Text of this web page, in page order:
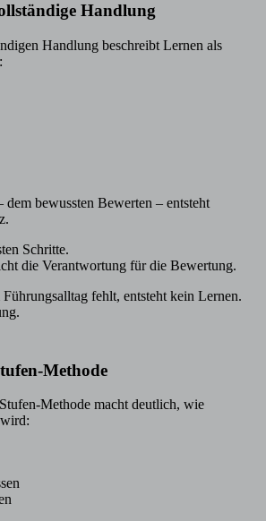
Handlung
Handlung beschreibt Lernen als
bewussten Bewerten – entsteht
Schritte.
die Verantwortung für die Bewertung.
fehlt, entsteht kein Lernen.
Methode
Methode macht deutlich, wie